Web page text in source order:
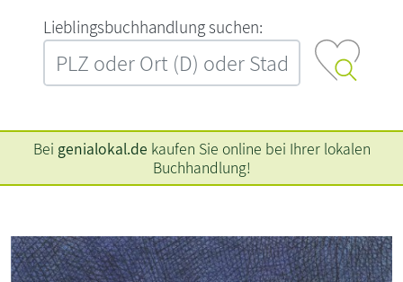
L‍i‍e‍b‍l‍i‍n‍g‍s‍b‍u‍c‍h‍h‍a‍n‍d‍l‍u‍n‍g‍ ‍s‍u‍c‍h‍e‍n‍:‍
Bei genialokal.de kaufen Sie online bei Ihrer lokalen
Buchhandlung!